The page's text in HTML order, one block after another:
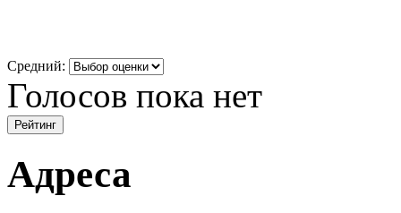
Средний:
Голосов пока нет
Адреса